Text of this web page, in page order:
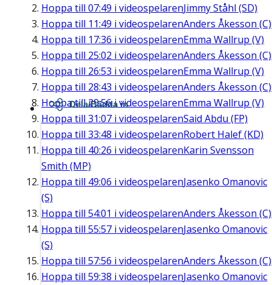
Hoppa till 07:49 i videospelarenJimmy Ståhl (SD)
Hoppa till 11:49 i videospelarenAnders Åkesson (C)
Hoppa till 17:36 i videospelarenEmma Wallrup (V)
Hoppa till 25:02 i videospelarenAnders Åkesson (C)
Hoppa till 26:53 i videospelarenEmma Wallrup (V)
Hoppa till 28:43 i videospelarenAnders Åkesson (C)
Hoppa till29:56i videospelarenEmma Wallrup (V)
Hoppa till 31:07 i videospelarenSaid Abdu (FP)
Hoppa till 33:48 i videospelarenRobert Halef (KD)
Hoppa till 40:26 i videospelarenKarin Svensson
Smith (MP)
Hoppa till 49:06 i videospelarenJasenko Omanovic
(S)
Hoppa till 54:01 i videospelarenAnders Åkesson (C)
Hoppa till 55:57 i videospelarenJasenko Omanovic
(S)
Hoppa till 57:56 i videospelarenAnders Åkesson (C)
Hoppa till 59:38 i videospelarenJasenko Omanovic
Dela/Bädda in